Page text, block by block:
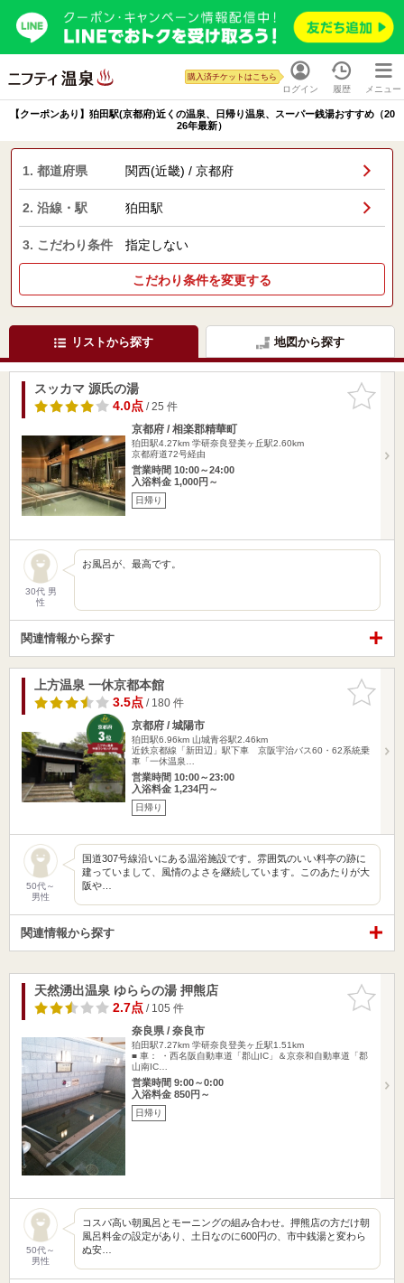
ログイン
購入済チケットはこちら
履歴 メニュー
【クーポンあり】狛田駅(京都府)近くの温泉、日帰り温泉、スーパー銭湯おすすめ（20
26年最新）
1. 都道府県 関西(近畿) / 京都府
2. 沿線・駅 狛田駅
3. こだわり条件 指定しない
こだわり条件を変更する
リストから探す 地図から探す
お気に入
りに追加
スッカマ 源氏の湯
4.0点/ 25 件
京都府 / 相楽郡精華町
狛田駅4.27km 学研奈良登美ヶ丘駅2.60km
京都府道72号経由
営業時間 10:00～24:00
入浴料金 1,000円～
日帰り
30代 男
性
お風呂が、最高です。
関連情報から探す
お気に入
りに追加
上方温泉 一休京都本館
3.5点/ 180 件
京都府 / 城陽市
狛田駅6.96km 山城青谷駅2.46km
近鉄京都線「新田辺」駅下車 京阪宇治バス60・62系統乗
車「一休温泉…
営業時間 10:00～23:00
入浴料金 1,234円～
日帰り
50代～
男性
国道307号線沿いにある温浴施設です。雰囲気のいい料亭の跡に
建っていまして、風情のよさを継続しています。このあたりが大
阪や…
関連情報から探す
お気に入
りに追加
天然湧出温泉 ゆららの湯 押熊店
2.7点/ 105 件
奈良県 / 奈良市
狛田駅7.27km 学研奈良登美ヶ丘駅1.51km
■ 車： ・西名阪自動車道「郡山IC」＆京奈和自動車道「郡
山南IC…
営業時間 9:00～0:00
入浴料金 850円～
日帰り
50代～
男性
コスパ高い朝風呂とモーニングの組み合わせ。押熊店の方だけ朝
風呂料金の設定があり、土日なのに600円の、市中銭湯と変わら
ぬ安…